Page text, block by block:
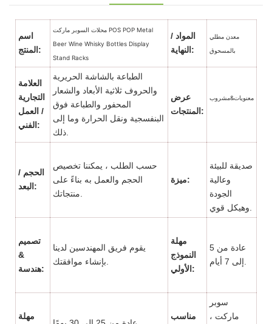
اسم
المنتج:
محلات السوبر ماركت POS POP Metal
Beer Wine Whisky Bottles Display
Stand Racks
المواد /
النهاية:
معدن مطلي
العلامة
التجارية
/ العمل
الفني:
الطباعة بالشاشة الحريرية
والحروف ثلاثية الأبعاد والشعار
المحفور والطباعة فوق
البنفسجية ونقل الحرارة وما إلى
عرض
المنتجات:
معنويات&مشروب
الحجم /
البعد:
حسب الطلب ، يمكننا تخصيص
الحجم والعمل به بناءً على
ميزة:
صديقة للبيئة
وعالية
الجودة
تصميم
&
هندسة:
يقوم فريق المهندسين لدينا
مهلة
النموذج
الأولي:
عادة من 5
مهلة
مناسب
سوبر
ماركت ،